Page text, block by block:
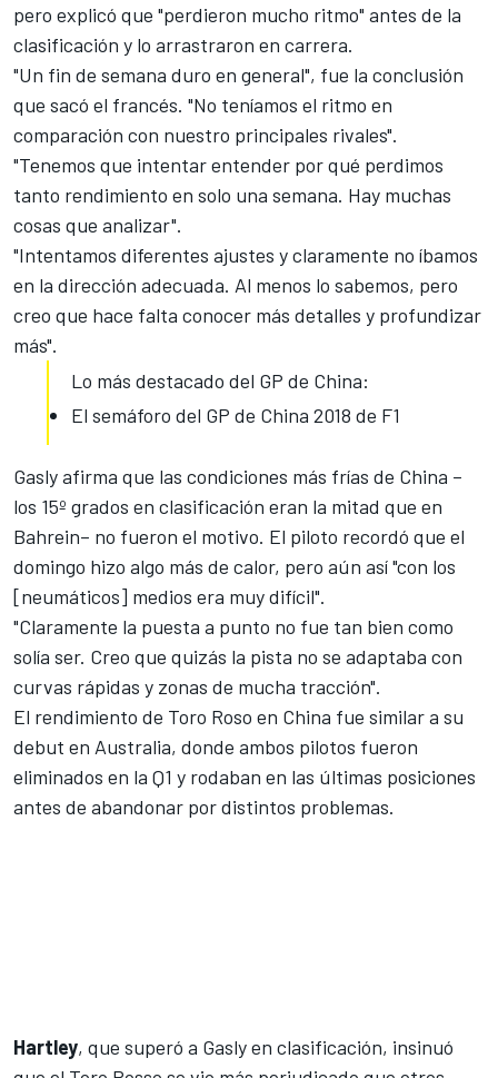
pero explicó que "perdieron mucho ritmo" antes de la
clasificación y lo arrastraron en carrera.
"Un fin de semana duro en general", fue la conclusión
que sacó el francés. "No teníamos el ritmo en
comparación con nuestro principales rivales".
"Tenemos que intentar entender por qué perdimos
tanto rendimiento en solo una semana. Hay muchas
cosas que analizar".
"Intentamos diferentes ajustes y claramente no íbamos
en la dirección adecuada. Al menos lo sabemos, pero
creo que hace falta conocer más detalles y profundizar
más".
Lo más destacado del GP de China:
El semáforo del GP de China 2018 de F1
Gasly afirma que las condiciones más frías de China –
los 15º grados en clasificación eran la mitad que en
Bahrein– no fueron el motivo. El piloto recordó que el
domingo hizo algo más de calor, pero aún así "con los
[neumáticos] medios era muy difícil".
"Claramente la puesta a punto no fue tan bien como
solía ser. Creo que quizás la pista no se adaptaba con
curvas rápidas y zonas de mucha tracción".
El rendimiento de Toro Roso en China fue similar a su
debut en Australia, donde ambos pilotos fueron
eliminados en la Q1 y rodaban en las últimas posiciones
antes de abandonar por distintos problemas.
Hartley, que superó a Gasly en clasificación, insinuó